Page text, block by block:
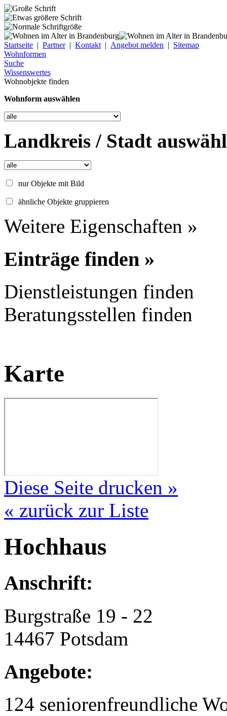
Startseite | Partner| Kontakt | Angebot melden | Sitemap
Wohnformen
Suche
Wissenswertes
Wohnobjekte finden
Wohnform auswählen
Landkreis / Stadt
nur Objekte mit Bild
ähnliche Objekte gruppieren
Weitere Eigenschaften »
Einträge finden »
Dienstleistungen finden
Beratungsstellen finden
Karte
Diese Seite drucken »
« zurück zur Liste
Hochhaus
Anschrift:
Burgstraße 19 - 22
14467 Potsdam
Angebote:
124 seniorenfreundliche